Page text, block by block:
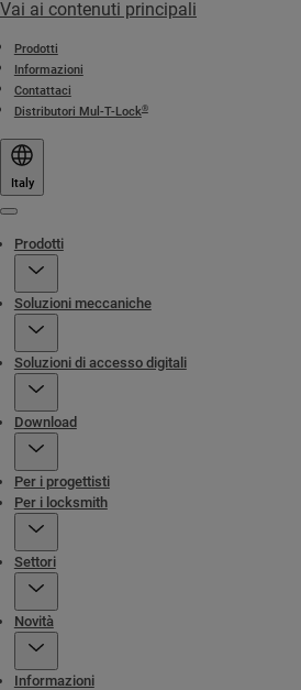
Vai ai contenuti principali
Prodotti
Informazioni
Contattaci
Distributori Mul-T-Lock®
Italy
Prodotti
Soluzioni meccaniche
Soluzioni di accesso digitali
Download
Per i progettisti
Per i locksmith
Settori
Novità
Informazioni